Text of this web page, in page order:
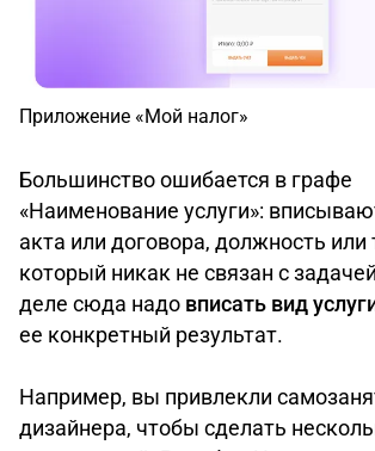
Приложение «Мой налог»
Большинство ошибается в графе
«Наименование услуги»:
акта или договора, должность или
который никак не связан с
деле сюда надо вписать вид
ее конкретный результат.
Например, вы привлекли
дизайнера, чтобы сделать